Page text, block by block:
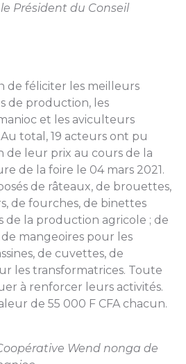
Président du Conseil
de féliciter les meilleurs
de production, les
et les aviculteurs
total, 19 acteurs ont pu
de leur prix au cours de la
de la foire le 04 mars 2021.
de râteaux, de brouettes,
de fourches, de binettes
de la production agricole ; de
mangeoires pour les
de cuvettes, de
les transformatrices. Toute
à renforcer leurs activités.
de 55 000 F CFA chacun.
Wend nonga de